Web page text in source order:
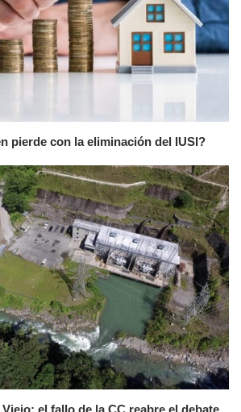
pierde con la eliminación del IUSI?